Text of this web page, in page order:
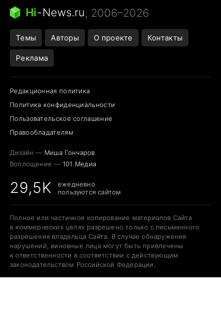
Следующая пандемия
Hi-News.ru, 2006–2026
Темы Авторы О проекте Контакты
Реклама
Редакционная политика
Политика конфиденциальности
Пользовательское соглашение
Правообладателям
Дизайн — Миша Гончаров
Воплощение — 101 Медиа
29,5K
ежедневно
пользуются сайтом
Полное или частичное копирование материалов Сайта
в коммерческих целях разрешено только с письменного
разрешения владельца Сайта. В случае обнаружения
нарушений, виновные лица могут быть привлечены
к ответственности в соответствии с действующим
законодательством Российской Федерации.